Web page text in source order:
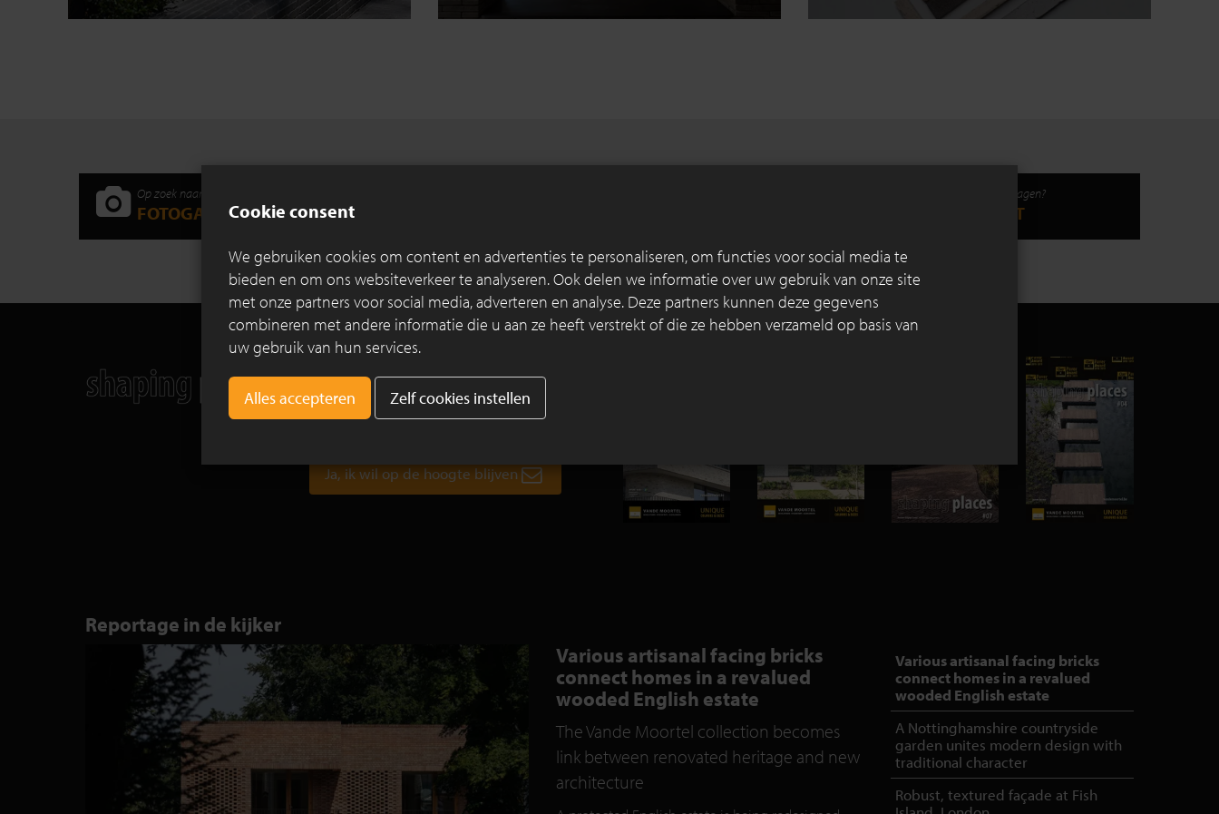
Op zoek naar inspiratie?
FOTOGALERIJ
Heeft u nog vragen?
CONTACT
waar onze gevelstenen of kleiklinkers werden
toegepast. Blijf op de hoogte van onze
Ja, ik wil op de hoogte blijven
Reportage in de kijker
Various artisanal facing bricks
connect homes in a revalued
wooded English estate
The Vande Moortel collection becomes
link between renovated heritage and new
architecture
Various artisanal facing bricks
connect homes in a revalued
wooded English estate
A Nottinghamshire countryside
garden unites modern design with
traditional character
Robust, textured façade at Fish
Cookie consent
We gebruiken cookies om content en advertenties te personaliseren, om functies voor social media te
bieden en om ons websiteverkeer te analyseren. Ook delen we informatie over uw gebruik van onze site
met onze partners voor social media, adverteren en analyse. Deze partners kunnen deze gegevens
combineren met andere informatie die u aan ze heeft verstrekt of die ze hebben verzameld op basis van
uw gebruik van hun services.
Zelf cookies instellen